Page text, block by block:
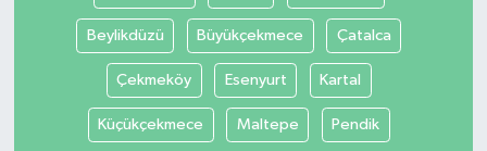
Beylikdüzü Büyükçekmece Çatalca
Çekmeköy Esenyurt Kartal
Küçükçekmece Maltepe Pendik